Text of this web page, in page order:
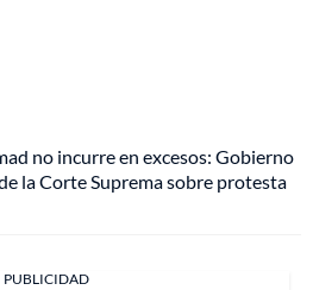
no incurre en excesos: Gobierno
la Corte Suprema sobre protesta
PUBLICIDAD